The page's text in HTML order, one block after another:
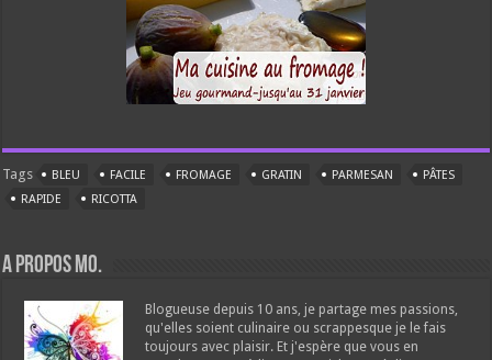
Tags BLEU FACILE FROMAGE GRATIN PARMESAN
PÂTES
RAPIDE
RICOTTA
A propos Mo.
Blogueuse depuis 10 ans, je partage mes passions,
qu'elles soient culinaire ou scrappesque je le fais
toujours avec plaisir. Et j'espère que vous en